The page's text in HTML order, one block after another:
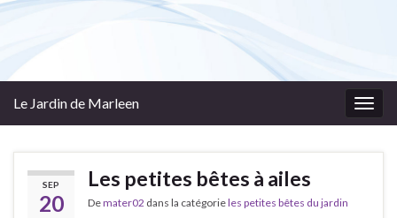
Le Jardin de Marleen
SEP
20
Les petites bêtes à ailes
Demater02 dans la catégorieles petites bêtes du jardin